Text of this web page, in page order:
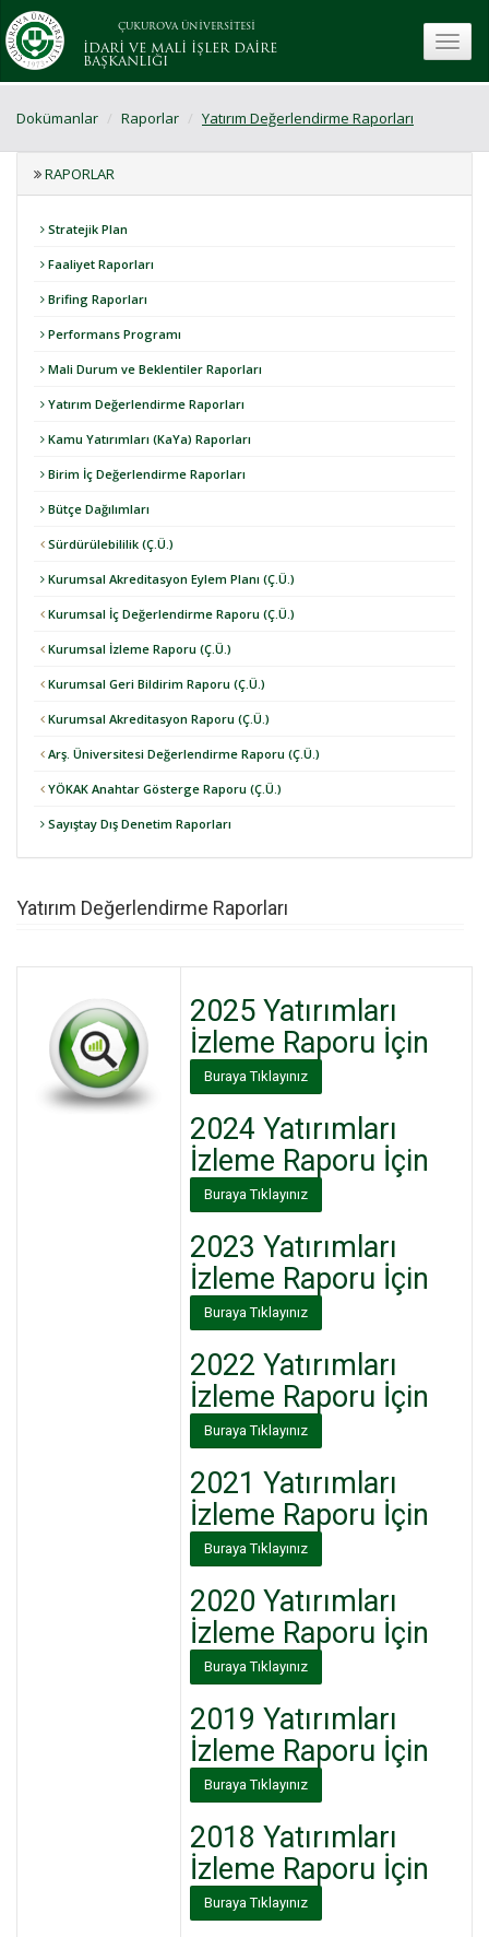
ÇUKUROVA ÜNİVERSİTESİ
İDARİ VE MALİ İŞLER DAİRE
BAŞKANLIĞI
Dokümanlar Raporlar Yatırım Değerlendirme Raporları
RAPORLAR
Stratejik Plan
Faaliyet Raporları
Brifing Raporları
Performans Programı
Mali Durum ve Beklentiler Raporları
Yatırım Değerlendirme Raporları
Kamu Yatırımları (KaYa) Raporları
Birim İç Değerlendirme Raporları
Bütçe Dağılımları
Sürdürülebililik (Ç.Ü.)
Kurumsal Akreditasyon Eylem Planı (Ç.Ü.)
Kurumsal İç Değerlendirme Raporu (Ç.Ü.)
Kurumsal İzleme Raporu (Ç.Ü.)
Kurumsal Geri Bildirim Raporu (Ç.Ü.)
Kurumsal Akreditasyon Raporu (Ç.Ü.)
Arş. Üniversitesi Değerlendirme Raporu (Ç.Ü.)
YÖKAK Anahtar Gösterge Raporu (Ç.Ü.)
Sayıştay Dış Denetim Raporları
Yatırım Değerlendirme Raporları
2025 Yatırımları
İzleme Raporu İçin
Buraya Tıklayınız
2024 Yatırımları
İzleme Raporu İçin
Buraya Tıklayınız
2023 Yatırımları
İzleme Raporu İçin
Buraya Tıklayınız
2022 Yatırımları
İzleme Raporu İçin
Buraya Tıklayınız
2021 Yatırımları
İzleme Raporu İçin
Buraya Tıklayınız
2020 Yatırımları
İzleme Raporu İçin
Buraya Tıklayınız
2019 Yatırımları
İzleme Raporu İçin
Buraya Tıklayınız
2018 Yatırımları
İzleme Raporu İçin
Buraya Tıklayınız